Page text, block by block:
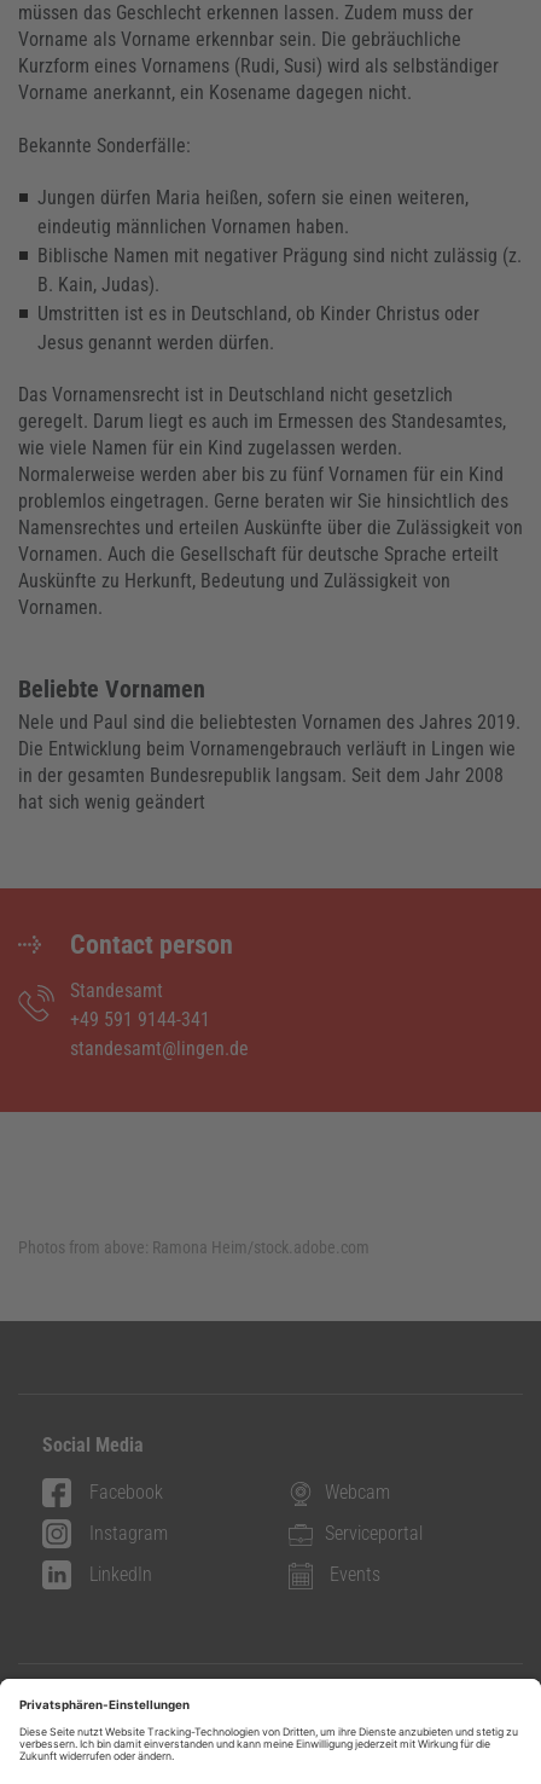
müssen das Geschlecht erkennen lassen. Zudem muss der
Vorname als Vorname erkennbar sein. Die gebräuchliche
Kurzform eines Vornamens (Rudi, Susi) wird als selbständiger
Vorname anerkannt, ein Kosename dagegen nicht.
Bekannte Sonderfälle:
Jungen dürfen Maria heißen, sofern sie einen weiteren,
eindeutig männlichen Vornamen haben.
Biblische Namen mit negativer Prägung sind nicht zulässig (z.
B. Kain, Judas).
Umstritten ist es in Deutschland, ob Kinder Christus oder
Jesus genannt werden dürfen.
Das Vornamensrecht ist in Deutschland nicht gesetzlich
geregelt. Darum liegt es auch im Ermessen des Standesamtes,
wie viele Namen für ein Kind zugelassen werden.
Normalerweise werden aber bis zu fünf Vornamen für ein Kind
problemlos eingetragen. Gerne beraten wir Sie hinsichtlich des
Namensrechtes und erteilen Auskünfte über die Zulässigkeit von
Vornamen. Auch die Gesellschaft für deutsche Sprache erteilt
Auskünfte zu Herkunft, Bedeutung und Zulässigkeit von
Vornamen.
Beliebte Vornamen
Nele und Paul sind die beliebtesten Vornamen des Jahres 2019.
Die Entwicklung beim Vornamengebrauch verläuft in Lingen wie
in der gesamten Bundesrepublik langsam. Seit dem Jahr 2008
hat sich wenig geändert
Contact person
Standesamt
+49 591 9144-341
standesamt@lingen.de
Photos from above: Ramona Heim/stock.adobe.com
Social Media
Facebook
Instagram
LinkedIn
Webcam
Serviceportal
Events
Info & Contact
Contact